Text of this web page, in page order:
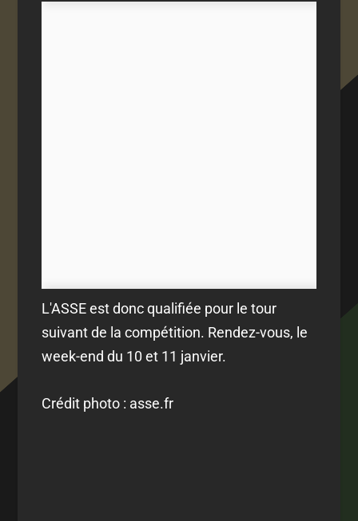
L'ASSE est donc qualifiée pour le tour
suivant de la compétition. Rendez-vous, le
week-end du 10 et 11 janvier.
Crédit photo : asse.fr